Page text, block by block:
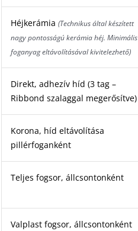
Héjkerámia(Technikus által készített
nagy pontosságú kerámia héj. Minimális
foganyag eltávolításával kivitelezhető)
Direkt, adhezív híd (3 tag –
Ribbond szalaggal megerősítve)
Korona, híd eltávolítása
pillérfoganként
Teljes fogsor, állcsontonként
Valplast fogsor, állcsontonként